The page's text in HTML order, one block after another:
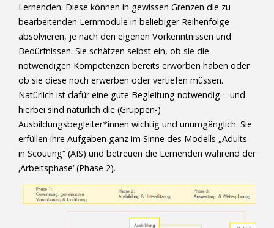
Lernenden. Diese können in gewissen Grenzen die zu
bearbeitenden Lernmodule in beliebiger Reihenfolge
absolvieren, je nach den eigenen Vorkenntnissen und
Bedürfnissen. Sie schätzen selbst ein, ob sie die
notwendigen Kompetenzen bereits erworben haben oder
ob sie diese noch erwerben oder vertiefen müssen.
Natürlich ist dafür eine gute Begleitung notwendig – und
hierbei sind natürlich die (Gruppen-)
Ausbildungsbegleiter*innen wichtig und unumgänglich. Sie
erfüllen ihre Aufgaben ganz im Sinne des Modells „Adults
in Scouting“ (AIS) und betreuen die Lernenden während der
‚Arbeitsphase‘ (Phase 2).